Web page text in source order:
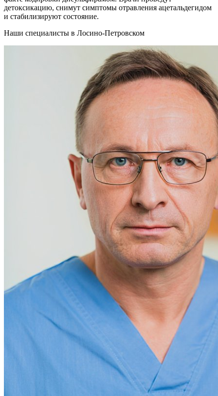
детоксикацию, снимут симптомы отравления ацетальдегидом
и стабилизируют состояние.
Наши специалисты в Лосино-Петровском